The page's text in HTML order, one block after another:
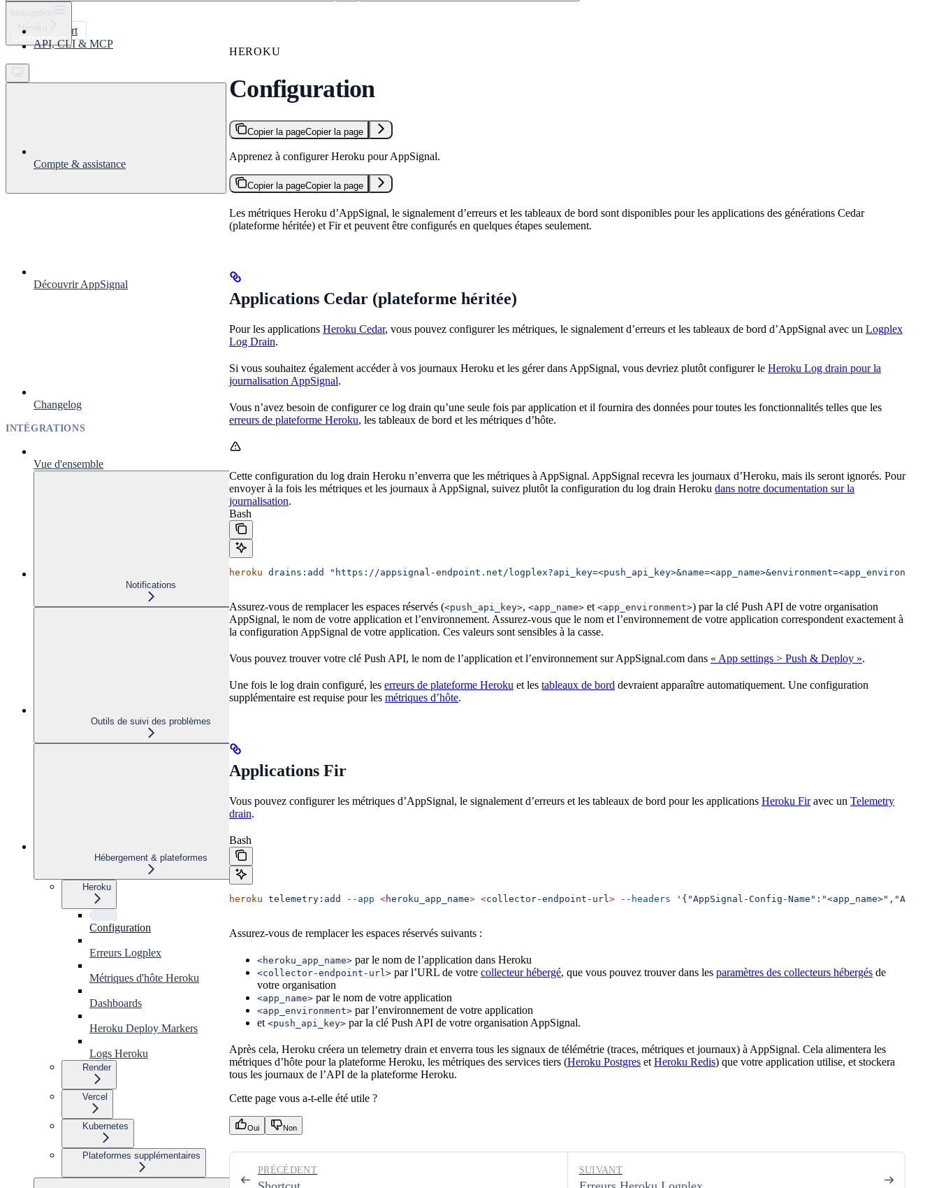
Support
Get started
Heroku
Configuration
API, CLI & MCP
Compte & assistance
Découvrir AppSignal
Changelog
INTÉGRATIONS
Vue d'ensemble
Notifications
Outils de suivi des problèmes
Hébergement & plateformes
Heroku
Configuration
Erreurs Logplex
Métriques d'hôte Heroku
Dashboards
Heroku Deploy Markers
Logs Heroku
Render
Vercel
Kubernetes
Plateformes supplémentaires
HEROKU
Configuration
Copier la pageCopier la page
Apprenez à configurer Heroku pour AppSignal.
Copier la pageCopier la page
Les métriques Heroku d’AppSignal, le signalement d’erreurs et les tableaux de bord sont disponibles pour les applications des générations Cedar
(plateforme héritée) et Fir et peuvent être configurés en quelques étapes seulement.
Applications Cedar (plateforme héritée)
Pour les applications Heroku Cedar, vous pouvez configurer les métriques, le signalement d’erreurs et les tableaux de bord d’AppSignal avec un Logplex
Log Drain.
Si vous souhaitez également accéder à vos journaux Heroku et les gérer dans AppSignal, vous devriez plutôt configurer le Heroku Log drain pour la
journalisation AppSignal.
Vous n’avez besoin de configurer ce log drain qu’une seule fois par application et il fournira des données pour toutes les fonctionnalités telles que les
erreurs de plateforme Heroku, les tableaux de bord et les métriques d’hôte.
Cette configuration du log drain Heroku n’enverra que les métriques à AppSignal. AppSignal recevra les journaux d’Heroku, mais ils seront ignorés. Pour
envoyer à la fois les métriques et les journaux à AppSignal, suivez plutôt la configuration du log drain Heroku dans notre documentation sur la
journalisation.
Bash
heroku drains:add "https://appsignal-endpoint.net/logplex?api_key=<push_api_key>&name=<app_name>&environment=<app_environment>"
Assurez-vous de remplacer les espaces réservés (<push_api_key>, <app_name> et <app_environment>) par la clé Push API de votre organisation
AppSignal, le nom de votre application et l’environnement. Assurez-vous que le nom et l’environnement de votre application correspondent exactement à
la configuration AppSignal de votre application. Ces valeurs sont sensibles à la casse.
Vous pouvez trouver votre clé Push API, le nom de l’application et l’environnement sur AppSignal.com dans « App settings > Push & Deploy ».
Une fois le log drain configuré, les erreurs de plateforme Heroku et les tableaux de bord devraient apparaître automatiquement. Une configuration
supplémentaire est requise pour les métriques d’hôte.
Applications Fir
Vous pouvez configurer les métriques d’AppSignal, le signalement d’erreurs et les tableaux de bord pour les applications Heroku Firavec un Telemetry
drain.
Bash
heroku telemetry:add --app <heroku_app_name> <collector-endpoint-url > --headers '{"AppSignal-Config-
Assurez-vous de remplacer les espaces réservés suivants :
<heroku_app_name> par le nom de l’application dans Heroku
<collector-endpoint-url> par l’URL de votre collecteur hébergé, que vous pouvez trouver dans les paramètres des collecteurs hébergés de
votre organisation
<app_name> par le nom de votre application
<app_environment> par l’environnement de votre application
et <push_api_key> par la clé Push API de votre organisation AppSignal.
Après cela, Heroku créera un telemetry drain et enverra tous les signaux de télémétrie (traces, métriques et journaux) à AppSignal. Cela alimentera les
métriques d’hôte pour la plateforme Heroku, les métriques des services tiers (Heroku Postgres et Heroku Redis) que votre application utilise, et stockera
tous les journaux de l’API de la plateforme Heroku.
Cette page vous a-t-elle été utile ?
Oui Non
PRÉCÉDENT SUIVANT